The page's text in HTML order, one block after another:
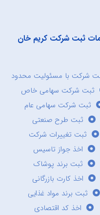
ثبت شرکت کریم خان
شرکت با مسئولیت محدود
ثبت شرکت سهامی خاص
ثبت شرکت سهامی عام
ثبت طرح صنعتی
ثبت تغییرات شرکت
اخذ جواز تاسیس
ثبت برند پوشاک
اخذ کارت بازرگانی
ثبت برند مواد غذایی
اخذ کد اقتصادی